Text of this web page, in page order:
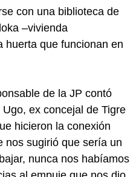
con una biblioteca de
–vivienda
huerta que funcionan en
de la JP contó
ex concejal de Tigre
hicieron la conexión
nos sugirió que sería un
nunca nos habíamos